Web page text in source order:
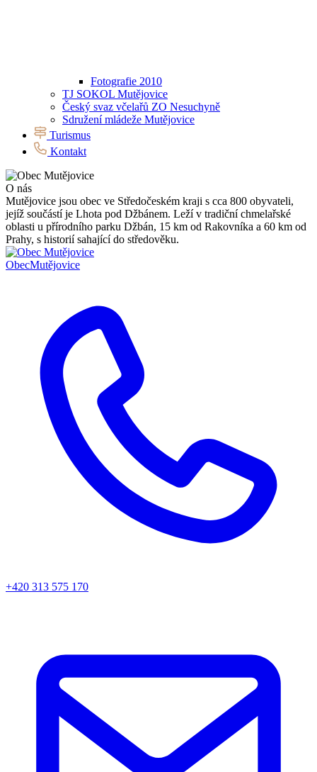
Fotografie 2010
TJ SOKOL Mutějovice
Český svaz včelařů ZO Nesuchyně
Sdružení mládeže Mutějovice
Turismus
Kontakt
O nás
Mutějovice jsou obec ve Středočeském kraji s cca 800 obyvateli,
jejíž součástí je Lhota pod Džbánem. Leží v tradiční chmelařské
oblasti u přírodního parku Džbán, 15 km od Rakovníka a 60 km od
Prahy, s historií sahající do středověku.
ObecMutějovice
+420 313 575 170